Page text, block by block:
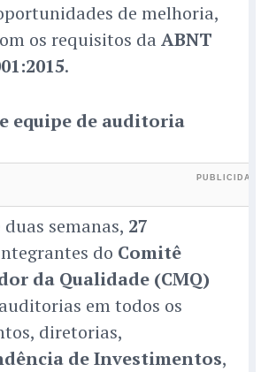
de melhoria,
os requisitos da ABNT
.
equipe de auditoria
semanas, 27
do Comitê
da Qualidade (CMQ)
em todos os
diretorias,
de Investimentos,